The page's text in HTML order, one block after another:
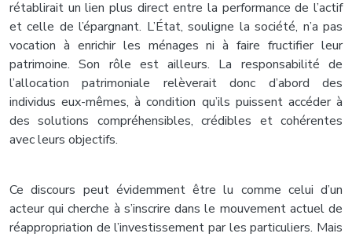
rétablirait un lien plus direct entre la performance de l’actif
et celle de l’épargnant. L’État, souligne la société, n’a pas
vocation à enrichir les ménages ni à faire fructifier leur
patrimoine. Son rôle est ailleurs. La responsabilité de
l’allocation patrimoniale relèverait donc d’abord des
individus eux-mêmes, à condition qu’ils puissent accéder à
des solutions compréhensibles, crédibles et cohérentes
avec leurs objectifs.
Ce discours peut évidemment être lu comme celui d’un
acteur qui cherche à s’inscrire dans le mouvement actuel de
réappropriation de l’investissement par les particuliers. Mais